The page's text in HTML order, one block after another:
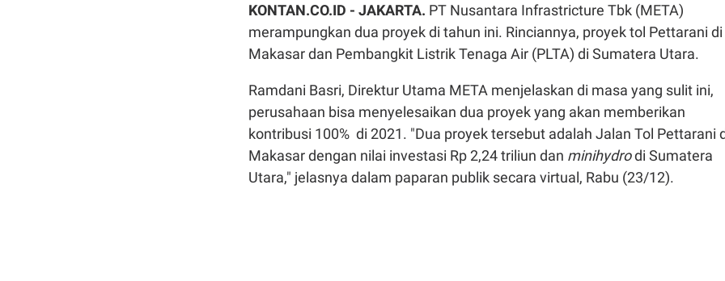
KONTAN.CO.ID - JAKARTA. PT Nusantara Infrastricture Tbk (META)
merampungkan dua proyek di tahun ini. Rinciannya, proyek tol Pettarani di
Makasar dan Pembangkit Listrik Tenaga Air (PLTA) di Sumatera Utara.
Ramdani Basri, Direktur Utama META menjelaskan di masa yang sulit ini,
perusahaan bisa menyelesaikan dua proyek yang akan memberikan
kontribusi 100% di 2021. "Dua proyek tersebut adalah Jalan Tol Pettarani
Makasar dengan nilai investasi Rp 2,24 triliun dan minihydrodi Sumatera
Utara," jelasnya dalam paparan publik secara virtual, Rabu (23/12).